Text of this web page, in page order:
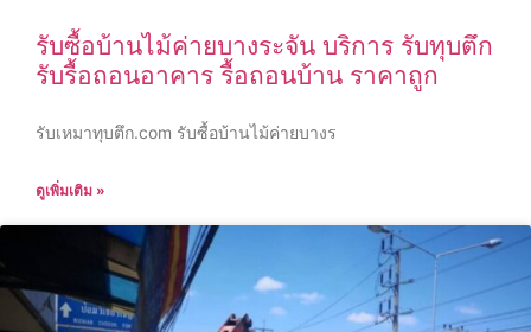
รับซื้อบ้านไม้ค่ายบางระจัน บริการ รับทุบตึก
รับรื้อถอนอาคาร รื้อถอนบ้าน ราคาถูก
รับเหมาทุบตึก.com รับซื้อบ้านไม้ค่ายบางร
ดูเพิ่มเติม »